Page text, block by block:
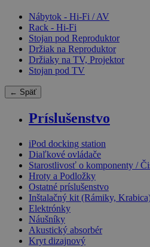
Nábytok - Hi-Fi / AV
Rack - Hi-Fi
Stojan pod Reproduktor
Držiak na Reproduktor
Držiaky na TV, Projektor
Stojan pod TV
← Späť
Príslušenstvo
iPod docking station
Diaľkové ovládače
Starostlivosť o komponenty /
Hroty a Podložky
Ostatné príslušenstvo
Inštalačný kit (Rámiky,
Elektrónky
Náušníky
Akustický absorbér
Kryt dizajnový